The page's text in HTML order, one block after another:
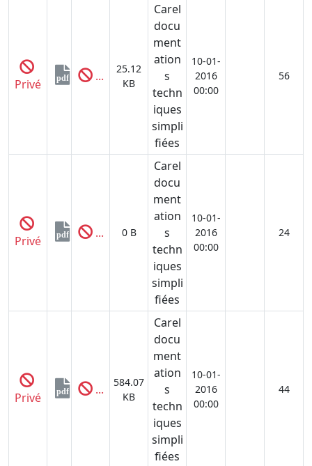
Privé pdf ...
25.12
KB
Carel
docu
ment
ation
s
techn
iques
simpli
fiées
10-01-
2016
00:00
56
Privé pdf ... 0 B
Carel
docu
ment
ation
s
techn
iques
simpli
fiées
10-01-
2016
00:00
24
Privé pdf ...
584.07
KB
Carel
docu
ment
ation
s
techn
iques
simpli
fiées
10-01-
2016
00:00
44